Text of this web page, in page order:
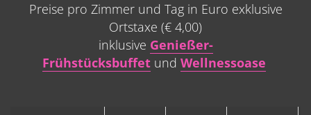
Preise pro Zimmer und Tag in Euro exklusive
Ortstaxe (€ 4,00)
inklusive Genießer-
Frühstücksbuffetund Wellnessoase